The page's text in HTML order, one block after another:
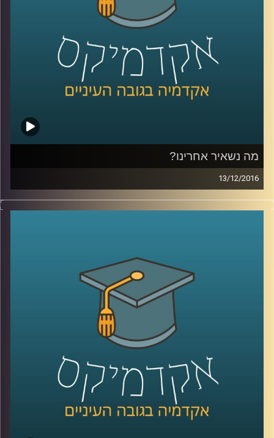
צריכת החשמל והאם בסופו של יום נצליח
להשפיע לטובה על פליטות גזי החממה? אולי
כדאי להתקין פאנלים סולאריים על גגות הבתים
?
קרדיט תמונות:AudioVersity
מה נשאיר אחרינו?
13/12/2016
דיני הירושה בישראל מכבדים את רצונו של
שמגדיר אותם החוק, וכנראה גם הנורמות של
רובנו. מקרים של הדרת יורשים מעלים שאלות
מוסריות, משפחתיות, שאלות על חינוך החברה
לערכים מסוימים. דוקטור רונן קריטנשטיין
מסביר על הדין הישראלי לעומת הדין
האמריקאי, האירופי והעברי.
קרדיט תמונות:AudioVersity